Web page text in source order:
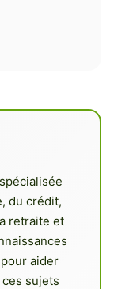
du crédit,
retraite et
aider
sujets